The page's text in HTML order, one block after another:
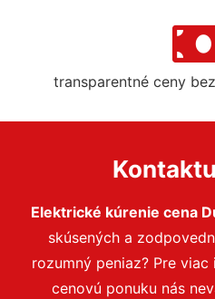
transparentné ceny
Elektrické kúrenie cena
skúsených a
rozumný peniaz? Pre
cenovú ponuku nás